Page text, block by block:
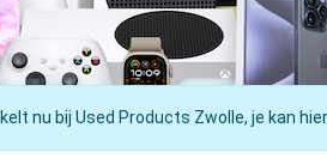
nu bij Used Products Zwolle, je kan